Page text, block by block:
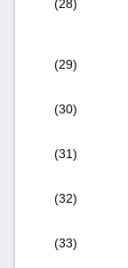
(28)
(29)
(30)
(31)
(32)
(33)